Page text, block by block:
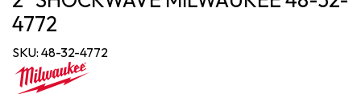
4772
SKU: 48-32-4772